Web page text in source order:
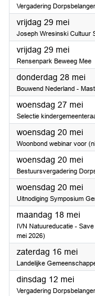
Vergadering
vrijdag 29 mei2026
Joseph Wresinski Cultuur
vrijdag 29 mei2026
Rensenpark Beweeg Mee
donderdag 28 mei
Bouwend Nederland -
woensdag 27 mei
Selectie
woensdag 20 mei
Woonbond webinar voor
woensdag 20 mei
Bestuursvergadering
woensdag 20 mei
Uitnodiging Symposium
maandag 18 mei2026
IVN Natuureducatie -
mei 2026)
zaterdag 16 mei2026
Landelijke
dinsdag 12 mei2026
Vergadering